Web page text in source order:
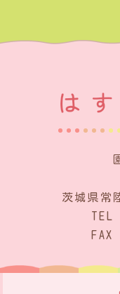
茨城県常